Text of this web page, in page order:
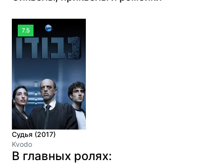
7.5
Судья (2017)
Kvodo
В главных ролях: